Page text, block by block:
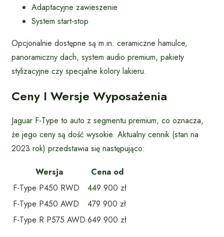
Adaptacyjne zawieszenie
System start-stop
Opcjonalnie dostępne są m.in. ceramiczne hamulce,
panoramiczny dach, system audio premium, pakiety
stylizacyjne czy specjalne kolory lakieru.
Ceny I Wersje Wyposażenia
Jaguar F-Type to auto z segmentu premium, co oznacza,
że jego ceny są dość wysokie. Aktualny cennik (stan na
2023 rok) przedstawia się następująco:
Wersja
Cena od
F-Type P450 RWD
449 900 zł
F-Type P450 AWD
479 900 zł
F-Type R P575 AWD 649 900 zł